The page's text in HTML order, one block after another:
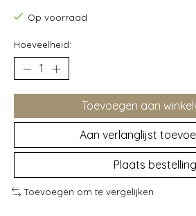
Op voorraad
Hoeveelheid:
Toevoegen aan
Aan verlanglijst
Plaats bestelling
Toevoegen om te vergelijken